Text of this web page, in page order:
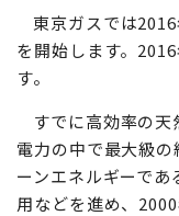
東京ガスでは
を開始します。
す。
すでに高効率の
電力の中で最大級
ーンエネルギーで
用などを進め、